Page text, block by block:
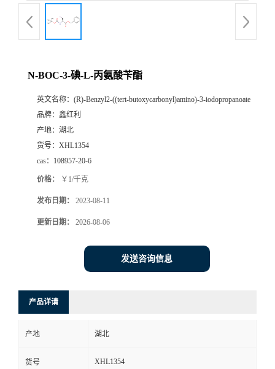
N-BOC-3-碘-L-丙氨酸苄酯
英文名称： (R)-Benzyl2-((tert-butoxycarbonyl)amino)-3-iodopropanoate
品牌： 鑫红利
产地： 湖北
货号： XHL1354
cas： 108957-20-6
价格： ￥1/千克
发布日期： 2023-08-11
更新日期： 2026-08-06
发送咨询信息
产品详请
产地 湖北
货号 XHL1354